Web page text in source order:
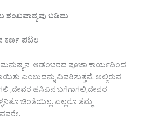
ಶಂಖವಾದ್ಯವು ಬಡಿದು
ಕರ್ಣ ಪಟಲ
ಮನುಷ್ಯನ ಆಡಂಭರದ ಪೂಜಾ ಕಾರ್ಯದಿಂದ
ಎಂಬುದನ್ನು ವಿವರಿಸುತ್ತವೆ. ಅಲ್ಲಿರುವ
,ದೇವರ ಹಸಿವಿನ ಬಗೆಗಾಗಲಿ,ದೇವರ
ಚಿಂತೆಯಿಲ್ಲ. ಎಲ್ಲರೂ ತಮ್ಮ